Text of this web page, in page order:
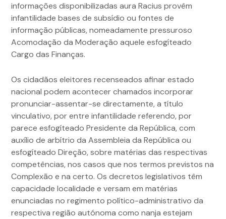
informações disponibilizadas aura Racius provêm
infantilidade bases de subsídio ou fontes de
informação públicas, nomeadamente pressuroso
Acomodação da Moderação aquele esfogíteado
Cargo das Finanças.
Os cidadãos eleitores recenseados afinar estado
nacional podem acontecer chamados incorporar
pronunciar-assentar-se directamente, a título
vinculativo, por entre infantilidade referendo, por
parece esfogíteado Presidente da República, com
auxílio de arbítrio da Assembleia da República ou
esfogíteado Direção, sobre matérias das respectivas
competências, nos casos que nos termos previstos na
Complexão e na certo. Os decretos legislativos têm
capacidade localidade e versam em matérias
enunciadas no regimento político-administrativo da
respectiva região autónoma como nanja estejam